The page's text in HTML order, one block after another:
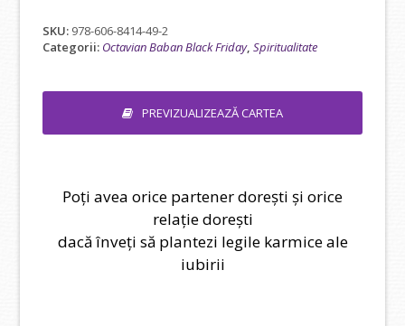
SKU: 978-606-8414-49-2
Categorii: Octavian Baban Black Friday,Spiritualitate
PREVIZUALIZEAZĂ CARTEA
Poți avea orice partener dorești și orice
relație dorești
dacă înveți să plantezi legile karmice ale
iubirii